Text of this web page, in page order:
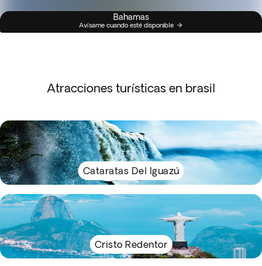
Bahamas
Avísame cuando esté disponible
Atracciones turísticas en brasil
Cataratas Del Iguazú
Cristo Redentor